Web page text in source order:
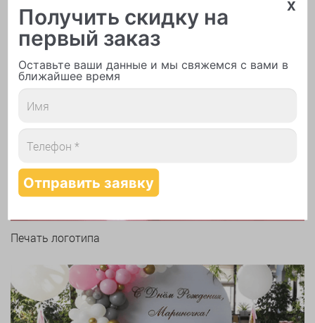
Печать логотипа
Получить скидку на
первый заказ
Оставьте ваши данные и мы свяжемся с вами в
ближайшее время